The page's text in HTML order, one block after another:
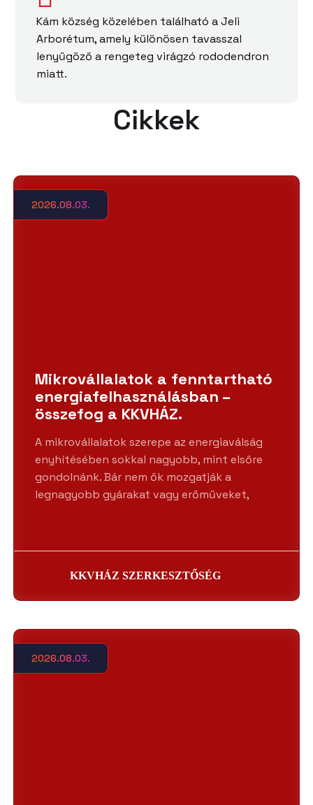
Kám község közelében található a Jeli
Arborétum, amely különösen tavasszal
lenyűgöző a rengeteg virágzó rododendron
miatt.
Cikkek
2026.08.03.
Mikrovállalatok a fenntartható
energiafelhasználásban –
összefog a KKVHÁZ.
A mikrovállalatok szerepe az energiaválság
enyhítésében sokkal nagyobb, mint elsőre
gondolnánk. Bár nem ők mozgatják a
legnagyobb gyárakat vagy erőműveket,
KKVHÁZ SZERKESZTŐSÉG
2026.08.03.